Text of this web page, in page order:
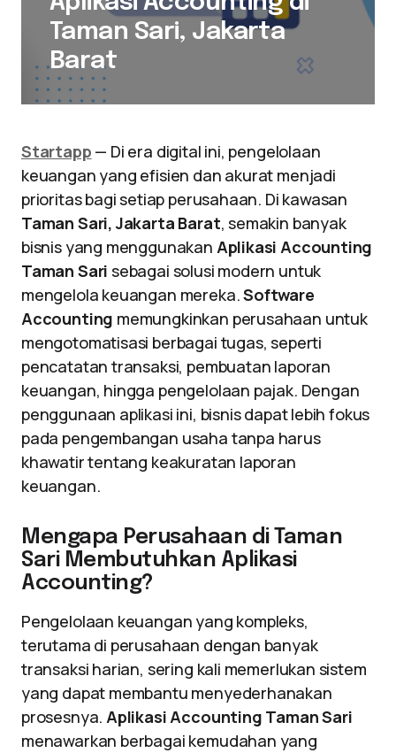
Taman Sari, Jakarta
Barat
Startapp — Di era digital ini, pengelolaan
keuangan yang efisien dan akurat menjadi
prioritas bagi setiap perusahaan. Di kawasan
Taman Sari, Jakarta Barat, semakin banyak
bisnis yang menggunakan Aplikasi Accounting
Taman Sari sebagai solusi modern untuk
mengelola keuangan mereka.Software
Accounting memungkinkan perusahaan untuk
mengotomatisasi berbagai tugas, seperti
pencatatan transaksi, pembuatan laporan
keuangan, hingga pengelolaan pajak. Dengan
penggunaan aplikasi ini, bisnis dapat lebih fokus
pada pengembangan usaha tanpa harus
khawatir tentang keakuratan laporan
keuangan.
Mengapa Perusahaan di Taman
Sari Membutuhkan Aplikasi
Accounting?
Pengelolaan keuangan yang kompleks,
terutama di perusahaan dengan banyak
transaksi harian, sering kali memerlukan sistem
yang dapat membantu menyederhanakan
prosesnya.Aplikasi Accounting Taman Sari
menawarkan berbagai kemudahan yang